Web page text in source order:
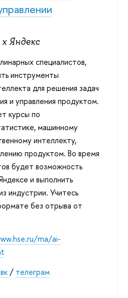
Яндекс
специалистов,
инструменты
для решения задач
и управления продуктом.
курсы по
машинному
интеллекту,
продуктом. Во время
будет возможность
и выполнить
индустрии. Учитесь
без отрыва от
ma/ai-
к / телеграм